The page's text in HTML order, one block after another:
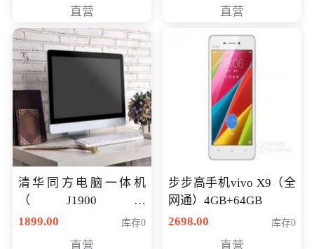
直营
清入门级摄像机
直营
清华同方电脑一体机
（J1900四
核/4G/120G0.8CM厚度
1899.00 库存0
直营
步步高手机vivo X9（全
网通）4GB+64GB
2698.00
库存0
直营